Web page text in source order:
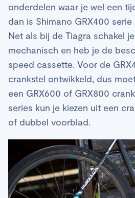
onderdelen waar je wel een
dan is Shimano GRX400
Net als bij de Tiagra schakel
mechanisch en heb je de
speed cassette. Voor de
crankstel ontwikkeld, dus
een GRX600 of GRX800
series kun je kiezen uit een
of dubbel voorblad.